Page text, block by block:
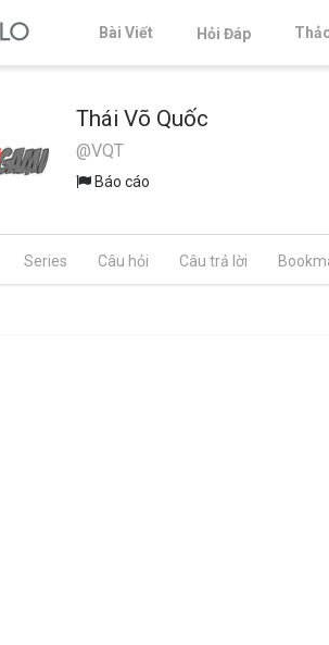
Bài Viết Hỏi Đáp
Thái Võ Quốc
@VQT
Báo cáo
Series Câu hỏi Câu trả lời